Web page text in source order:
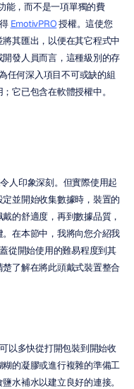
能，而不是一項單獨的費
EmotivPRO 授權。這使您
其匯出，以便在其它程式中
發人員而言，這種級別的存
任何深入項目不可或缺的組
它已包含在軟體授權中。
人印象深刻。但實際使用起
並開始收集數據時，裝置的
的舒適度，再到數據品質，
在本節中，我將向您介紹我
從開始使用的難易程度到其
了解在將此頭戴式裝置整合
以多快從打開包裝到開始收
的凝膠或進行複雜的準備工
水補水以建立良好的連接。